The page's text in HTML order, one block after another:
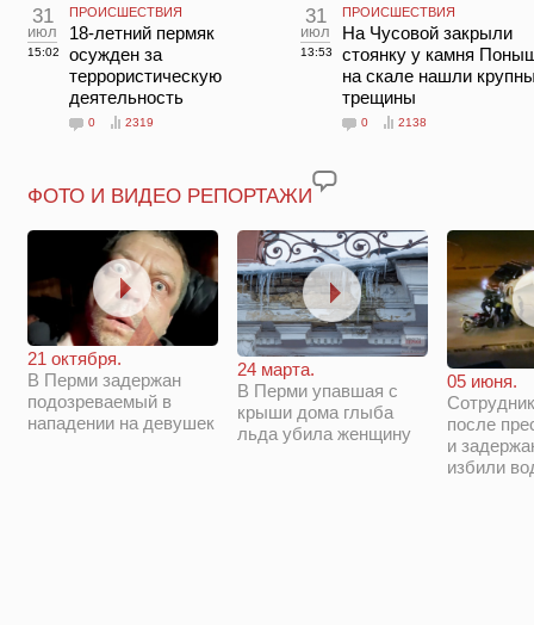
31
июл
15:02
ПРОИСШЕСТВИЯ
18-летний пермяк
осужден за
террористическую
деятельность
0 2319
31
июл
13:53
ПРОИСШЕСТВИЯ
На Чусовой закрыли
стоянку у камня
на скале нашли
трещины
0 2138
ФОТО И ВИДЕО РЕПОРТАЖИ
21 октября.
В Перми задержан
подозреваемый в
нападении на девушек
24 марта.
В Перми упавшая с
крыши дома глыба
льда убила женщину
05 июня.
после
и
избили